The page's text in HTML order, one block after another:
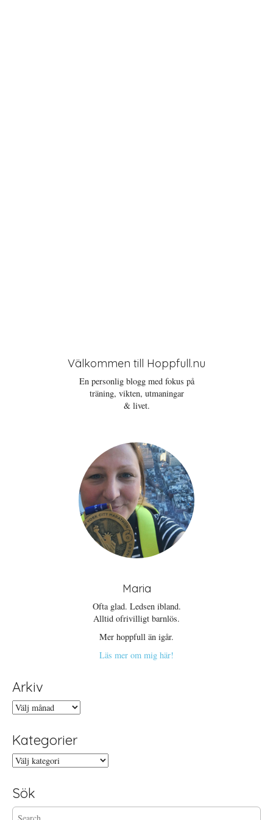
Välkommen till Hoppfull.nu
En personlig blogg med fokus på
träning, vikten, utmaningar
& livet.
Maria
Ofta glad. Ledsen ibland.
Alltid ofrivilligt barnlös.
Mer hoppfull än igår.
Läs mer om mig här!
Arkiv
Arkiv
Kategorier
Kategorier
Sök
S